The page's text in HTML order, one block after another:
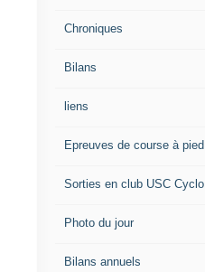
Chroniques
Bilans
liens
Epreuves de course à pied
Sorties en club USC Cyclo
Photo du jour
Bilans annuels